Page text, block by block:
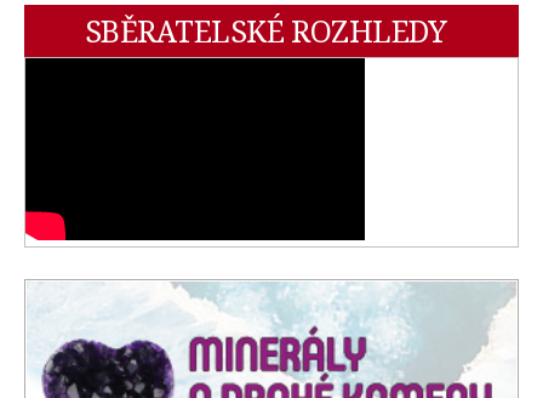
SBĚRATELSKÉ ROZHLEDY